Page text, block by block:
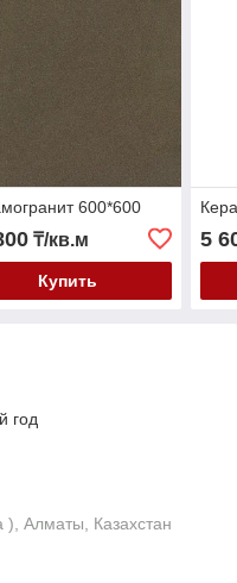
600*600
₸/кв.м
Купить
5
год
Алматы, Казахстан